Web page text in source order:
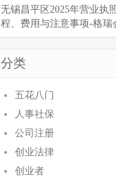
无锡昌平区2025年营业执
程、费用与注意事项-格瑞
分类
五花八门
人事社保
公司注册
创业法律
创业者